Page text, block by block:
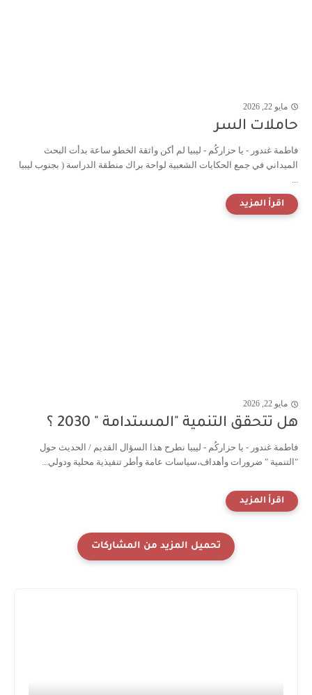
مايو 22, 2026
حاملات السر
فاطمة غندور - يا حزاركُم - ليبيا لم أكن واثقة الخطو ساعة بدأت البحث
الميداني في جمع الحكايات الشعبية لواحة براك منطقة الدراسة ( بجنوب ليبيا
مايو 22, 2026
هل تتحقق التنمية "المستدامة " 2030 ؟
فاطمة غندور - يا حزاركُم - ليبيا نطرح هذا السؤال القديم / الحديث حول
"التنمية " ضرورات وأهداف،سياسات عامة وأطر تنفيذية محلية ودولي...